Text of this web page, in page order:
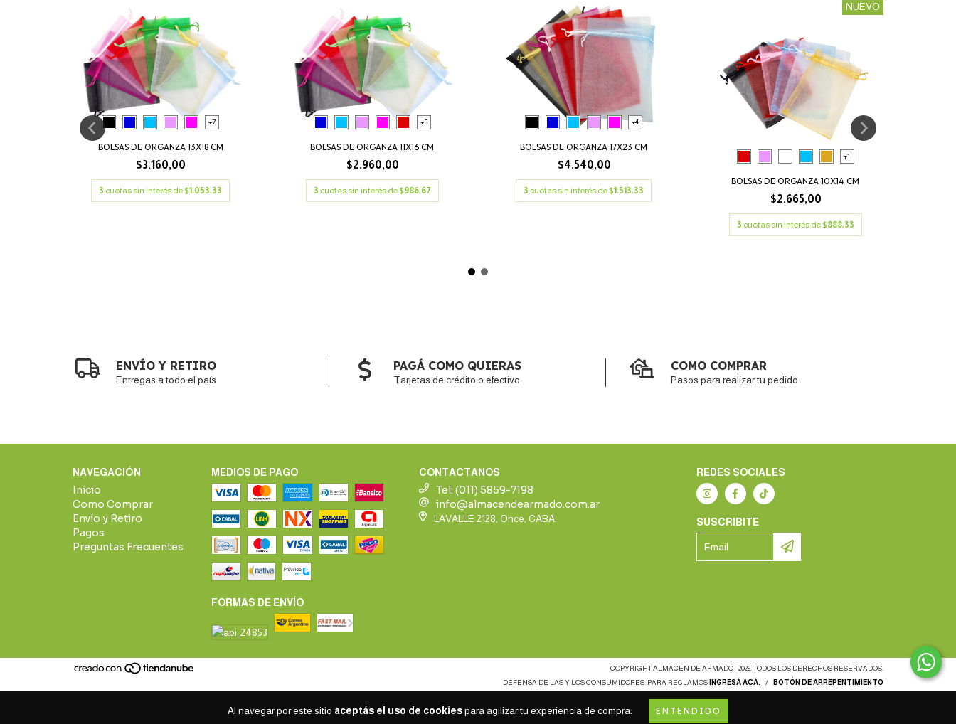
Al navegar por este sitio aceptás el uso de cookiespara agilizar tu experiencia de compra. ENTENDIDO
+7
BOLSAS DE ORGANZA 13X18 CM
$3.160,00
3 cuotas sin interés de $1.053,33
+5
BOLSAS DE ORGANZA 11X16 CM
$2.960,00
3 cuotas sin interés de $986,67
+4
BOLSAS DE ORGANZA 17X23 CM
$4.540,00
3 cuotas sin interés de $1.513,33
NUEVO
+1
BOLSAS DE ORGANZA 10X14 CM
$2.665,00
3 cuotas sin interés de $888,33
ENVÍO Y RETIRO
Entregas a todo el país
PAGÁ COMO QUIERAS
Tarjetas de crédito o efectivo
COMO COMPRAR
Pasos para realizar tu pedido
NAVEGACIÓN
Inicio
Como Comprar
Envío y Retiro
Pagos
Preguntas Frecuentes
MEDIOS DE PAGO
FORMAS DE ENVÍO
CONTACTANOS
Tel: (011) 5859-7198
info@almacendearmado.com.ar
LAVALLE 2128, Once, CABA.
REDES SOCIALES
SUSCRIBITE
COPYRIGHT ALMACEN DE ARMADO - 2026. TODOS LOS DERECHOS RESERVADOS.
DEFENSA DE LAS Y LOS CONSUMIDORES. PARA RECLAMOS
INGRESÁ ACÁ. / BOTÓN DE ARREPENTIMIENTO